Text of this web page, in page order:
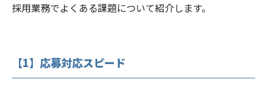
採用業務でよくある課題について紹介します。
【1】応募対応スピード